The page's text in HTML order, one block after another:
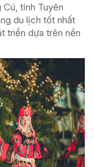
tỉnh Tuyên
du lịch tốt nhất
triển dựa trên nền